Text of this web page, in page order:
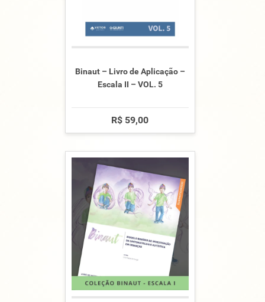
Binaut – Livro de Aplicação –
Escala II – VOL. 5
R$ 59,00